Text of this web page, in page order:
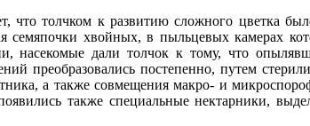
что толчком к развитию сложного цветка
семяпочки хвойных, в пыльцевых камерах
дали толчок к тому, что
преобразовались постепенно, путем
а также совмещения макро- и
также специальные нектарники,